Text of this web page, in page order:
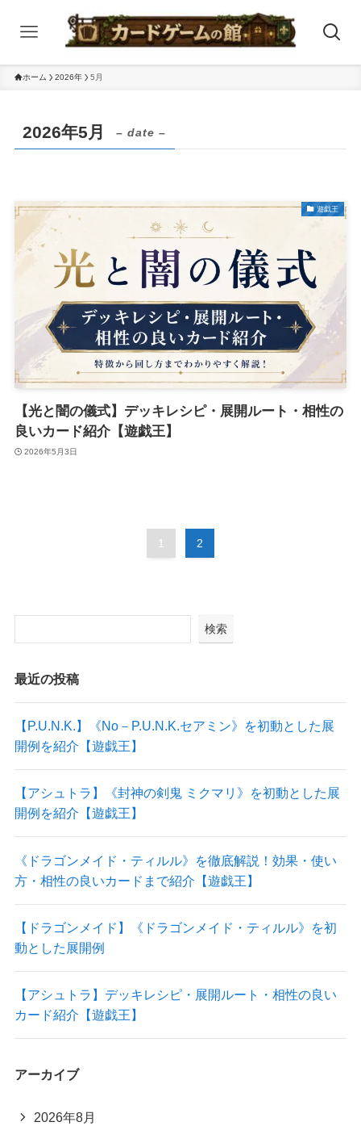
ホーム 2026年 5月
2026年5月 – date –
遊戯王
【光と闇の儀式】デッキレシピ・展開ルート・相性の
良いカード紹介【遊戯王】
2026年5月3日
1 2
検索
最近の投稿
【P.U.N.K.】《No－P.U.N.K.セアミン》を初動とした展
開例を紹介【遊戯王】
【アシュトラ】《封神の剣鬼 ミクマリ》を初動とした展
開例を紹介【遊戯王】
《ドラゴンメイド・ティルル》を徹底解説！効果・使い
方・相性の良いカードまで紹介【遊戯王】
【ドラゴンメイド】《ドラゴンメイド・ティルル》を初
動とした展開例
【アシュトラ】デッキレシピ・展開ルート・相性の良い
カード紹介【遊戯王】
アーカイブ
2026年8月